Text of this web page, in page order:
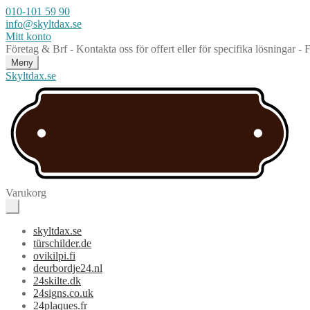
010-101 59 90
info@skyltdax.se
Mitt konto
Företag & Brf - Kontakta oss för offert eller för specifika lösningar -
Meny
Skyltdax.se
Varukorg
skyltdax.se
türschilder.de
ovikilpi.fi
deurbordje24.nl
24skilte.dk
24signs.co.uk
24plaques.fr